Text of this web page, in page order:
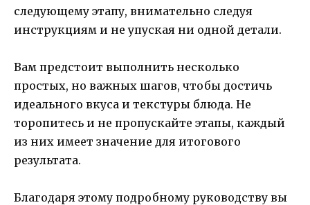
следующему этапу, внимательно следуя
инструкциям и не упуская ни одной детали.
Вам предстоит выполнить несколько
простых, но важных шагов, чтобы достичь
идеального вкуса и текстуры блюда. Не
торопитесь и не пропускайте этапы, каждый
из них имеет значение для итогового
результата.
Благодаря этому подробному руководству вы